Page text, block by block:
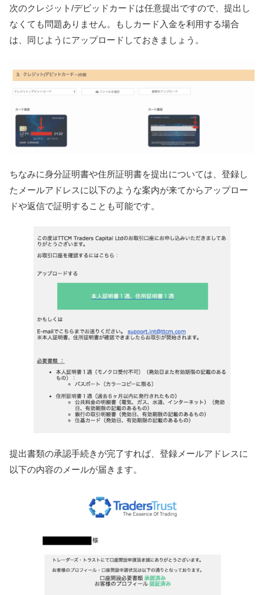
次のクレジット/デビッドカードは任意提出ですので、提出し
なくても問題ありません。もしカード入金を利用する場合
は、同じようにアップロードしておきましょう。
ちなみに身分証明書や住所証明書を提出については、 登録し
たメールアドレスに以下のような案内が来てからアップロー
ドや返信で証明することも可能です。
提出書類の承認手続きが完了すれば、登録メールアドレスに
以下の内容のメールが届きます。